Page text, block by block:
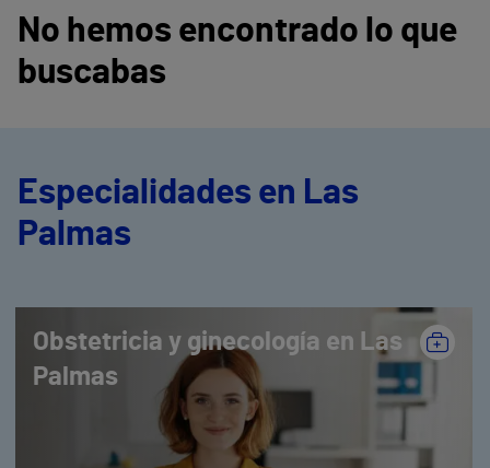
No hemos encontrado lo que
buscabas
Especialidades en Las
Palmas
Obstetricia y ginecología en Las
Palmas